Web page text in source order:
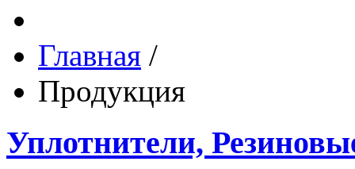
Главная /
Продукция
Уплотнители,